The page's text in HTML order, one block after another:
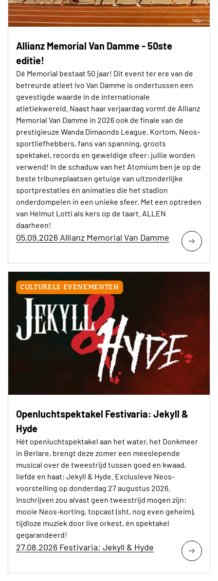
Allianz Memorial Van Damme - 50ste
editie!
Dé Memorial bestaat 50 jaar! Dit event ter ere van de
betreurde atleet Ivo Van Damme is ondertussen een
gevestigde waarde in de internationale
atletiekwereld. Naast haar verjaardag vormt de Allianz
Memorial Van Damme in 2026 ook de finale van de
prestigieuze Wanda Dimaonds League. Kortom, Neos-
sportliefhebbers, fans van spanning, groots
spektakel, records en geweldige sfeer: jullie worden
verwend! In de schaduw van het Atomium ben je op de
beste tribuneplaatsen getuige van uitzonderlijke
sportprestaties én animaties die het stadion
onderdompelen in een unieke sfeer. Met een optreden
van Helmut Lotti als kers op de taart. ALLEN
daarheen!
05.09.2026 Allianz Memorial Van Damme
CULTURELE EVENEMENTEN
Openluchtspektakel Festivaria: Jekyll &
Hyde
Hét openluchtspektakel aan het water, het Donkmeer
in Berlare, brengt deze zomer een meeslepende
musical over de tweestrijd tussen goed en kwaad,
liefde en haat: Jekyll & Hyde. Exclusieve Neos-
voorstelling op donderdag 27 augustus 2026.
Inschrijven zou alvast geen tweestrijd mogen zijn:
mooie Neos-korting, topcast (sht, nog even geheim),
tijdloze muziek door live orkest, én spektakel
gegarandeerd!
27.08.2026 Festivaria: Jekyll & Hyde